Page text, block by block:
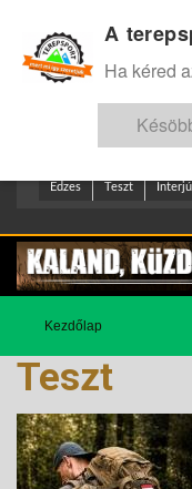
Edzes Teszt Interjú
Kezdőlap
Teszt
A
Ha kéred